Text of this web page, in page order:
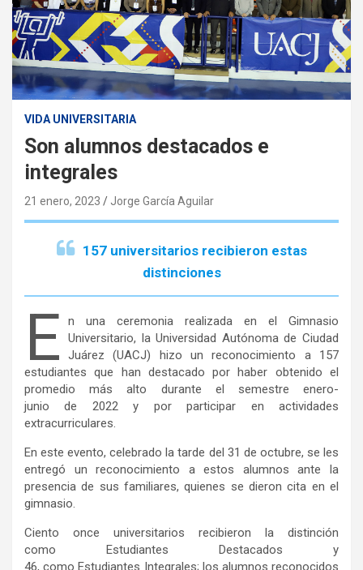
VIDA UNIVERSITARIA
Son alumnos destacados e
integrales
21 enero, 2023 Jorge García Aguilar
157 universitarios recibieron estas
distinciones
E
n una ceremonia realizada en el Gimnasio
Universitario, la Universidad Autónoma de Ciudad
Juárez (UACJ) hizo un reconocimiento a 157
estudiantes que han destacado por haber obtenido el
promedio más alto durante el semestre enero-
junio de 2022 y por participar en actividades
extracurriculares.
En este evento, celebrado la tarde del 31 de octubre, se les
entregó un reconocimiento a estos alumnos ante la
presencia de sus familiares, quienes se dieron cita en el
gimnasio.
Ciento once universitarios recibieron la distinción
como Estudiantes Destacados y
46, como Estudiantes Integrales; los alumnos reconocidos